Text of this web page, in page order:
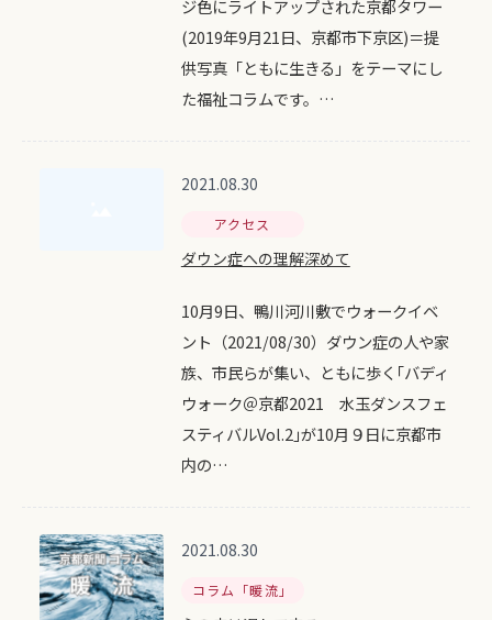
ジ色にライトアップされた京都タワー
(2019年9月21日、京都市下京区)＝提
供写真「ともに生きる」をテーマにし
た福祉コラムです。…
2021.08.30
アクセス
ダウン症への理解深めて
10月9日、鴨川河川敷でウォークイベ
ント（2021/08/30）ダウン症の人や家
族、市民らが集い、ともに歩く｢バディ
ウォーク＠京都2021 水玉ダンスフェ
スティバルVol.2｣が10月９日に京都市
内の…
2021.08.30
コラム「暖流」